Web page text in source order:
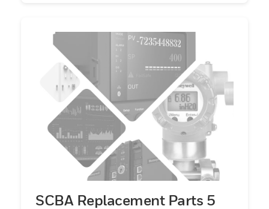
SCBA Replacement Parts 5